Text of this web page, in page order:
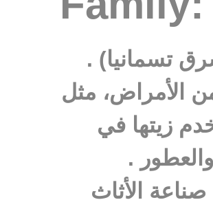
تسمانيا) .
الأمراض، مثل
زيتها في
.
الأثاث